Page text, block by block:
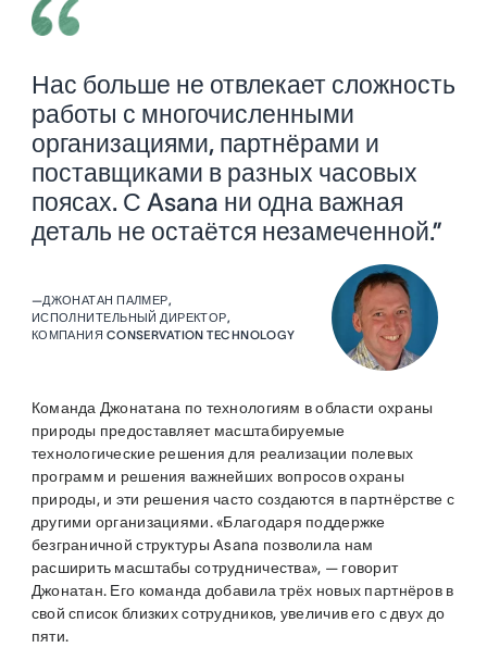
Нас больше не отвлекает сложность
работы с многочисленными
организациями, партнёрами и
поставщиками в разных часовых
поясах. С Asana ни одна важная
деталь не остаётся незамеченной.”
—ДЖОНАТАН ПАЛМЕР,
ИСПОЛНИТЕЛЬНЫЙ ДИРЕКТОР,
КОМПАНИЯ CONSERVATION TECHNOLOGY
Команда Джонатана по технологиям в области охраны
природы предоставляет масштабируемые
технологические решения для реализации полевых
программ и решения важнейших вопросов охраны
природы, и эти решения часто создаются в партнёрстве с
другими организациями. «Благодаря поддержке
безграничной структуры Asana позволила нам
расширить масштабы сотрудничества», — говорит
Джонатан. Его команда добавила трёх новых партнёров в
свой список близких сотрудников, увеличив его с двух до
пяти.